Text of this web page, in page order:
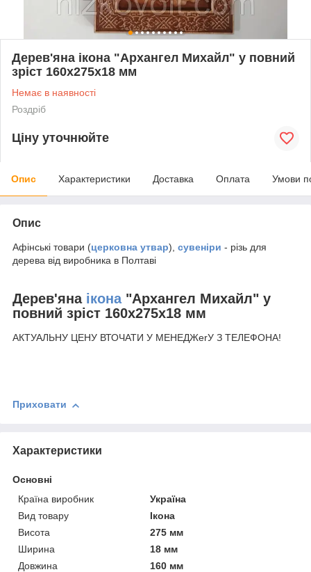
Дерев'яна ікона "Архангел Михайл" у повний
зріст 160х275х18 мм
Немає в наявності
Роздріб
Ціну уточнюйте
Опис Характеристики Доставка Оплата Умови
Опис
Афінські товари (церковна утвар), сувеніри - різь для
дерева від виробника в Полтаві
Дерев'яна ікона"Архангел Михайл" у
повний зріст 160х275х18 мм
АКТУАЛЬНУ ЦЕНУ ВТОЧАТИ У МЕНЕДЖerУ З ТЕЛЕФОНА!
Приховати
Характеристики
Основні
Країна виробник
Україна
Вид товару
Ікона
Висота
275 мм
Ширина
18 мм
Довжина
160 мм